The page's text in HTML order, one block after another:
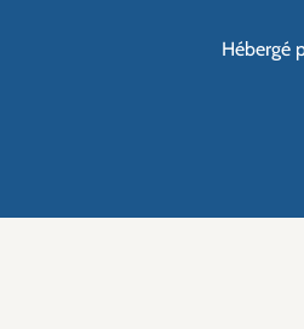
Hébergé